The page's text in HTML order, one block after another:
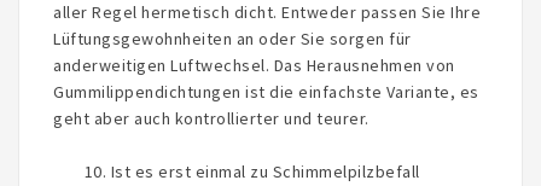
aller Regel hermetisch dicht. Entweder passen Sie Ihre
Lüftungsgewohnheiten an oder Sie sorgen für
anderweitigen Luftwechsel. Das Herausnehmen von
Gummilippendichtungen ist die einfachste Variante, es
geht aber auch kontrollierter und teurer.
10. Ist es erst einmal zu Schimmelpilzbefall